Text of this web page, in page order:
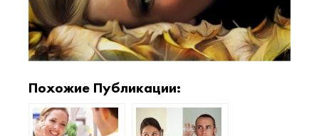
Похожие Публикации: